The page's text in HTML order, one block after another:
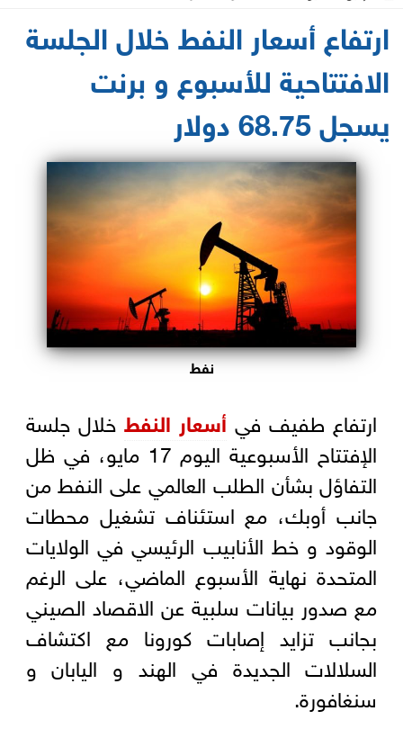
ارتفاع أسعار النفط خلال الجلسة
الافتتاحية للأسبوع و برنت
يسجل 68.75 دولار
نفط
ارتفاع طفيف في أسعار النفط خلال جلسة
الإفتتاح الأسبوعية اليوم 17 مايو، في ظل
التفاؤل بشأن الطلب العالمي على النفط من
جانب أوبك، مع استئناف تشغيل محطات
الوقود و خط الأنابيب الرئيسي في الولايات
المتحدة نهاية الأسبوع الماضي، على الرغم
مع صدور بيانات سلبية عن الاقصاد الصيني
بجانب تزايد إصابات كورونا مع اكتشاف
السلالات الجديدة في الهند و اليابان و
سنغافورة.